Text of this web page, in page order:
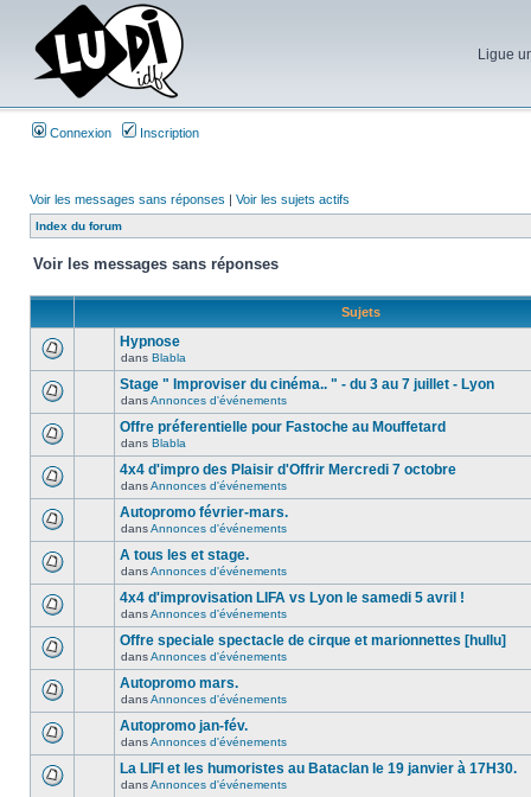
Ligue
Connexion Inscription
Voir les messages sans réponses | Voir les sujets actifs
Index du forum
Voir les messages sans réponses
Sujets
Hypnose
dans Blabla
Stage " Improviser du cinéma.. " - du 3 au 7 juillet - Lyon
dansAnnonces d'événements
Offre préferentielle pour Fastoche au Mouffetard
dans Blabla
4x4 d'impro des Plaisir d'Offrir Mercredi 7 octobre
dansAnnonces d'événements
Autopromo février-mars.
dansAnnonces d'événements
A tous les et stage.
dansAnnonces d'événements
4x4 d'improvisation LIFA vs Lyon le samedi 5 avril !
dansAnnonces d'événements
Offre speciale spectacle de cirque et marionnettes [hullu]
dansAnnonces d'événements
Autopromo mars.
dansAnnonces d'événements
Autopromo jan-fév.
dansAnnonces d'événements
La LIFI et les humoristes au Bataclan le 19 janvier à 17H30.
dansAnnonces d'événements